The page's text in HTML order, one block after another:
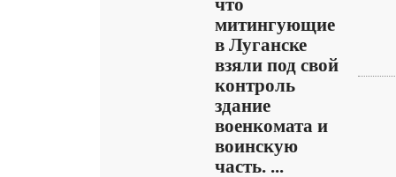
что
митингующие
в Луганске
взяли под свой
контроль
здание
военкомата и
воинскую
часть. ...